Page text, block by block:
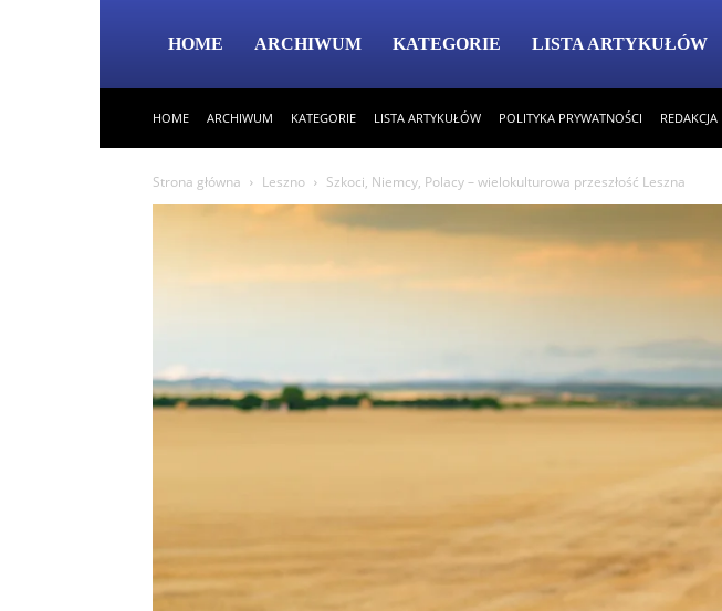
HOME ARCHIWUM KATEGORIE LISTA ARTYKUŁÓW
HOME ARCHIWUM KATEGORIE LISTA ARTYKUŁÓW POLITYKA PRYWATNOŚCI REDAKCJA
Strona główna Leszno Szkoci, Niemcy, Polacy – wielokulturowa przeszłość Leszna